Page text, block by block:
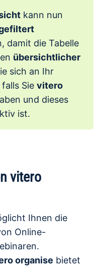
kann nun
damit die Tabelle
übersichtlicher
sich an Ihr
Sie vitero
und dieses
ist.
vitero
Ihnen die
Online-
organise bietet